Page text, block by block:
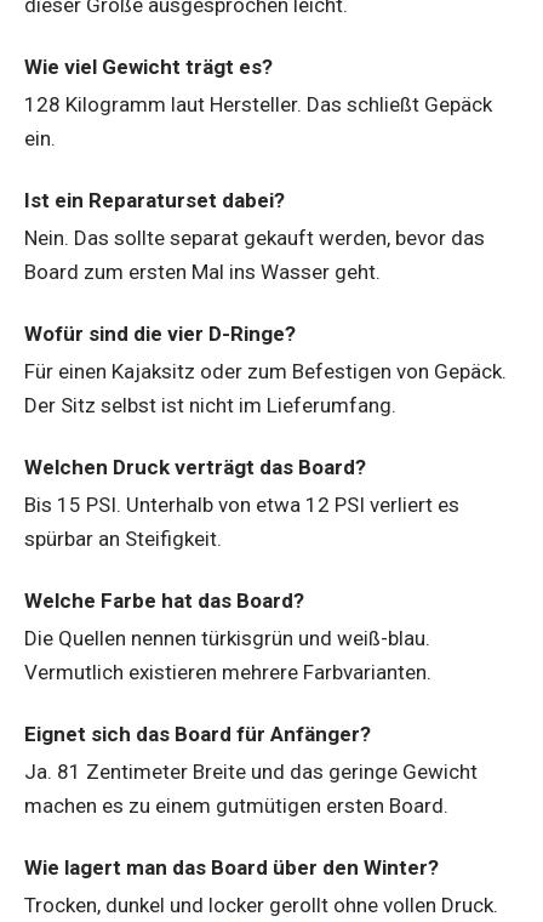
Wie viel Gewicht trägt es?
128 Kilogramm laut Hersteller. Das schließt Gepäck
ein.
Ist ein Reparaturset dabei?
Nein. Das sollte separat gekauft werden, bevor das
Board zum ersten Mal ins Wasser geht.
Wofür sind die vier D-Ringe?
Für einen Kajaksitz oder zum Befestigen von Gepäck.
Der Sitz selbst ist nicht im Lieferumfang.
Welchen Druck verträgt das Board?
Bis 15 PSI. Unterhalb von etwa 12 PSI verliert es
spürbar an Steifigkeit.
Welche Farbe hat das Board?
Die Quellen nennen türkisgrün und weiß-blau.
Vermutlich existieren mehrere Farbvarianten.
Eignet sich das Board für Anfänger?
Ja. 81 Zentimeter Breite und das geringe Gewicht
machen es zu einem gutmütigen ersten Board.
Wie lagert man das Board über den Winter?
Trocken, dunkel und locker gerollt ohne vollen Druck.